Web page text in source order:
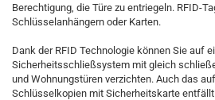
Berechtigung, die Türe zu entriegeln. RFID-
Schlüsselanhängern oder Karten.
Dank der RFID Technologie können Sie auf
Sicherheitsschließsystem mit gleich
und Wohnungstüren verzichten. Auch das
Schlüsselkopien mit Sicherheitskarte